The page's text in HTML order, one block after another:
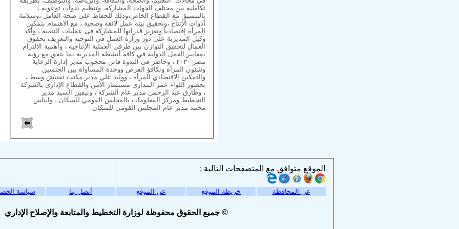
تكاملية بين مختلف الجهات المشاركة، وتنظيم ندوات توعوية ،
بالتنسيق مع القطاع الخاص،وذلك للحفاظ على صحة العامل ،وسلامة
أدوات الإنتاج ،وتحقيق بيئة عمل لائقة وصحية ، مع الاهتمام بتمكين
المرأة إقتصادياً وتعزيز قدراتها للمشاركة فى عمليات التنمية ، وأكد
وكيل المديرية على دور وزارة العمل في التوجيه والتعريف بحقوق
العمال لتحقيق التوازن بين طرفي العملية الإنتاجية ، وأهمية الالتزام
بمعايير العمل الدولية في كافة أنشطة المديرية بما يتفق مع رؤية
مصر ٢٠٣٠ ، وحاضر فى الندوة فاتن محجوب مدير إدارة الرعاية
وشئون المرأة وتكافؤ الفرص ووحدة المساواة بين الجنسين
والتمكين الاقتصادي للمرأة ، ووليد علي مدير مكتب تفتيش وسط ،
بحضور اللواء عمر البنداري مستشار الأمن والقطاع الإداري بالشركة
، وطارق عبد الرحمن مدير عام الشركة ، ونيفين السيد مدير
التخطيط ومركز المعلومات بالمجلس القومي للسكان ، وايناس
محمد مدير عام المجلس القومي للسكان.
الموقع متوافق مع المتصفحات التالية :
عن المحافظة خريطة الموقع عن الموقع أتصل بنا سياسة
© جميع الحقوق محفوظة لوزارة التخطيط والمتابعة والإصلاح الإداري